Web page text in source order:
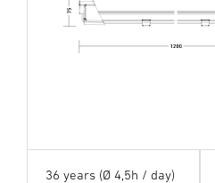
36 years (Ø 4,5h / day)